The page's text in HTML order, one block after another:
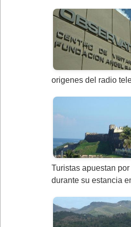
origenes del radio
Turistas apuestan
durante su estancia